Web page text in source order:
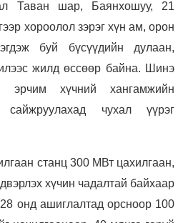
Таван шар, Баянхошуу, 21
хороолол зэрэг хүн ам, орон
буй бүсүүдийн дулаан,
жилд өссөөр байна. Шинэ
эрчим хүчний хангамжийн
чухал үүрэг
станц 300 МВт цахилгаан,
хүчин чадалтай байхаар
онд ашиглалтад орсноор 100